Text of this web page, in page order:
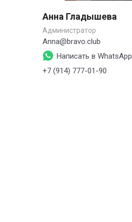
Анна Гладышева
Администратор
Anna@bravo.club
Написать в WhatsApp
+7 (914) 777-01-90